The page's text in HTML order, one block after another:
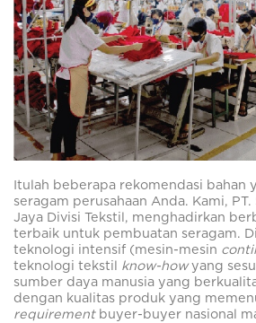
Itulah beberapa rekomendasi bahan
seragam perusahaan Anda. Kami, PT.
Jaya Divisi Tekstil, menghadirkan
terbaik untuk pembuatan seragam.
teknologi intensif (mesin-mesin
teknologi tekstil know-howyang
sumber daya manusia yang
dengan kualitas produk yang
requirementbuyer-buyer nasional